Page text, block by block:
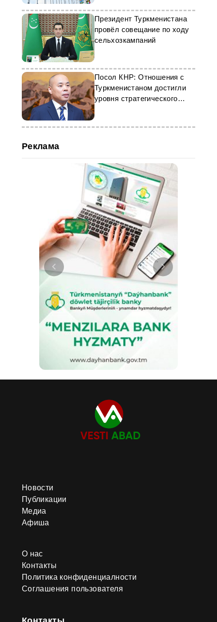
Президент Туркменистана
провёл совещание по ходу
сельхозкампаний
Посол КНР: Отношения с
Туркменистаном достигли
уровня стратегического
партнерства
Реклама
Новости
Публикации
Медиа
Афиша
О нас
Контакты
Политика конфиденциалности
Соглашения пользователя